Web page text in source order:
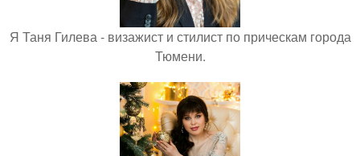
Я Таня Гилева - визажист и стилист по прическам города
Тюмени.